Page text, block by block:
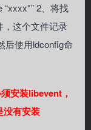
2、将找
，这个文件记录
后使用ldconfig命
安装libevent，
有安装